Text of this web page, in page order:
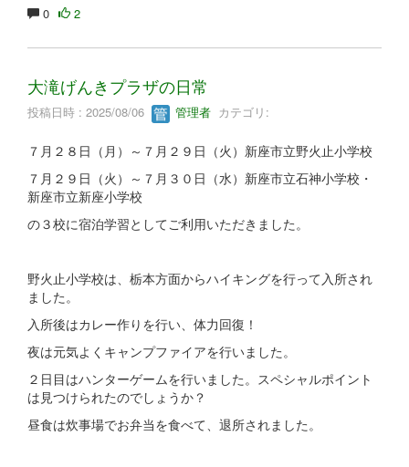
0 2
大滝げんきプラザの日常
投稿日時 : 2025/08/06 管理者 カテゴリ:
７月２８日（月）～７月２９日（火）新座市立野火止小学校
７月２９日（火）～７月３０日（水）新座市立石神小学校・
新座市立新座小学校
の３校に宿泊学習としてご利用いただきました。
野火止小学校は、栃本方面からハイキングを行って入所され
ました。
入所後はカレー作りを行い、体力回復！
夜は元気よくキャンプファイアを行いました。
２日目はハンターゲームを行いました。スペシャルポイント
は見つけられたのでしょうか？
昼食は炊事場でお弁当を食べて、退所されました。